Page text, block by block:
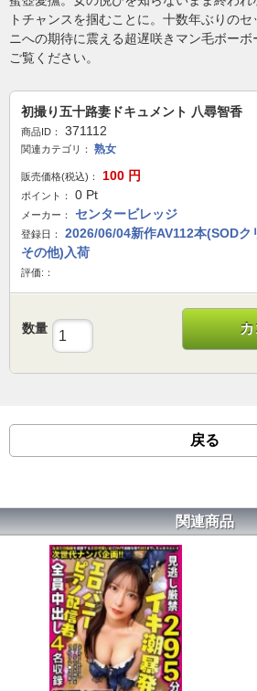
トチャンスを掴むことに。十数年ぶりの
ニへの期待に震える超遅咲きマン毛ボー
ご覧ください。
初撮り五十路妻ドキュメント 八尋智香
商品ID： 371112
関連カテゴリ： 熟女
販売価格(税込)： 100 円
ポイント： 0 Pt
メーカー： センタービレッジ
登録日：
2026/06/04新作AV112本(SODク
その他)入荷
評価:：
数量
戻る
関連商品